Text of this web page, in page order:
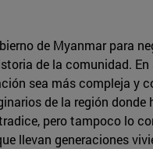
de Myanmar para
de la comunidad. En
sea más compleja y
de la región donde
pero tampoco lo
llevan generaciones